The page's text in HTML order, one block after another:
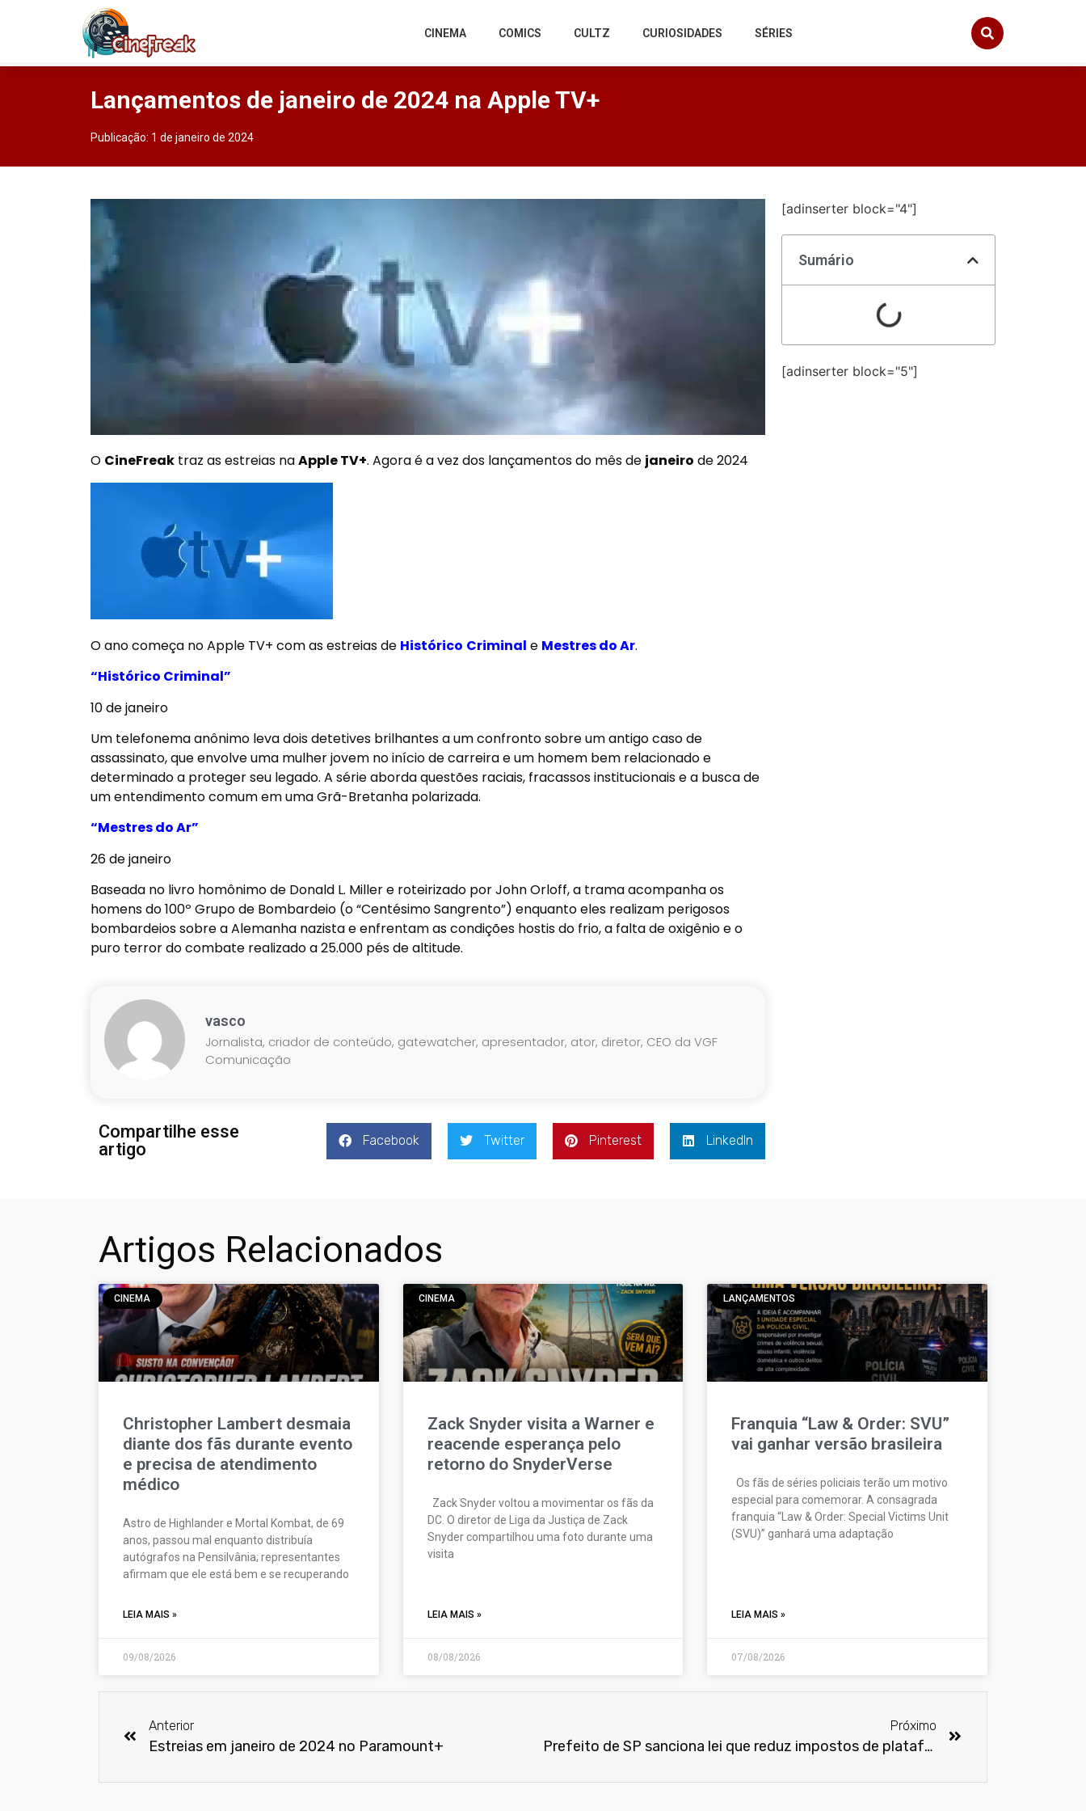
CINEMA COMICS CULTZ CURIOSIDADES SÉRIES
Lançamentos de janeiro de 2024 na Apple TV+
Publicação: 1 de janeiro de 2024
O CineFreak traz as estreias naApple TV+. Agora é a vez dos lançamentos do mês de janeiro de 2024
O ano começa no Apple TV+ com as estreias de Histórico Criminal e Mestres do Ar.
“Histórico Criminal”
10 de janeiro
Um telefonema anônimo leva dois detetives brilhantes a um confronto sobre um antigo caso de
assassinato, que envolve uma mulher jovem no início de carreira e um homem bem relacionado e
determinado a proteger seu legado. A série aborda questões raciais, fracassos institucionais e a busca de
um entendimento comum em uma Grã-Bretanha polarizada.
“Mestres do Ar”
26 de janeiro
Baseada no livro homônimo de Donald L. Miller e roteirizado por John Orloff, a trama acompanha os
homens do 100º Grupo de Bombardeio (o “Centésimo Sangrento”) enquanto eles realizam perigosos
bombardeios sobre a Alemanha nazista e enfrentam as condições hostis do frio, a falta de oxigênio e o
puro terror do combate realizado a 25.000 pés de altitude.
vasco
Jornalista, criador de conteúdo, gatewatcher, apresentador, ator, diretor, CEO da VGF
Comunicação
Compartilhe esse
artigo
Facebook Twitter Pinterest LinkedIn
[adinserter block="4"]
Sumário
[adinserter block="5"]
Artigos Relacionados
CINEMA
Christopher Lambert desmaia
diante dos fãs durante evento
e precisa de atendimento
médico
Astro de Highlander e Mortal Kombat, de 69
anos, passou mal enquanto distribuía
autógrafos na Pensilvânia; representantes
afirmam que ele está bem e se recuperando
LEIA MAIS »
09/08/2026
CINEMA
Zack Snyder visita a Warner e
reacende esperança pelo
retorno do SnyderVerse
Zack Snyder voltou a movimentar os fãs da
DC. O diretor de Liga da Justiça de Zack
Snyder compartilhou uma foto durante uma
visita
LEIA MAIS »
08/08/2026
LANÇAMENTOS
Franquia “Law & Order: SVU”
vai ganhar versão brasileira
Os fãs de séries policiais terão um motivo
especial para comemorar. A consagrada
franquia “Law & Order: Special Victims Unit
(SVU)” ganhará uma adaptação
LEIA MAIS »
07/08/2026
Anterior
Estreias em janeiro de 2024 no Paramount+
Próximo
Prefeito de SP sanciona lei que reduz impostos de plataformas de streaming